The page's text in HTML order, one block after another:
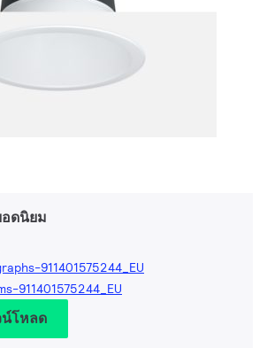
ดนิยม
911401575244_EU
911401575244_EU
น์โหลด